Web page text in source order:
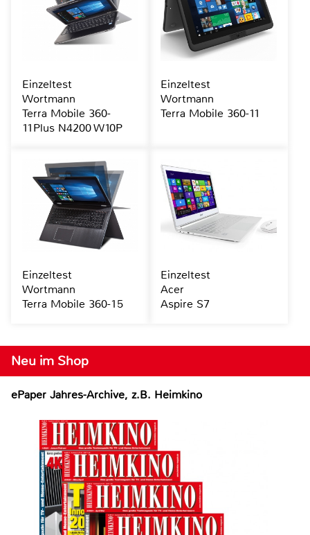
Neu im Shop
ePaper Jahres-Archive, z.B. Heimkino
Einzeltest
Wortmann
Terra Mobile 360-
11Plus N4200 W10P
Einzeltest
Wortmann
Terra Mobile 360-11
Einzeltest
Wortmann
Terra Mobile 360-15
Einzeltest
Acer
Aspire S7